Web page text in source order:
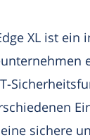
XL ist
eine sichere